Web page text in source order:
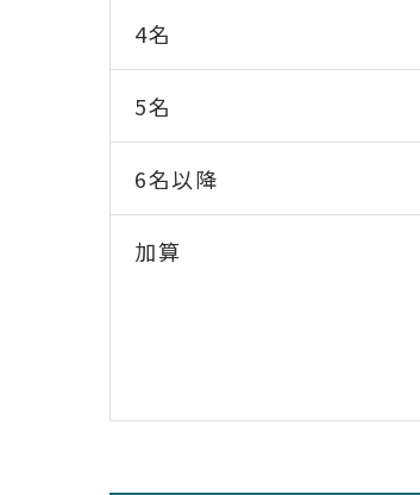
4名
5名
6名以降
加算